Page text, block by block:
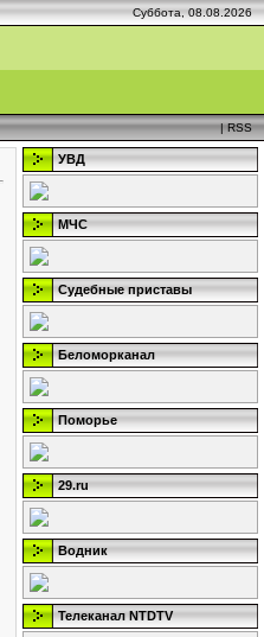
Суббота, 08.08.2026
|RSS
УВД
МЧС
Судебные приставы
Беломорканал
Поморье
29.ru
Водник
Телеканал NTDTV